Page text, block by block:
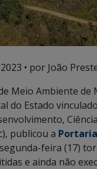
• por João
Meio Ambiente de
do Estado
publicou a
feira (17)
e ainda não